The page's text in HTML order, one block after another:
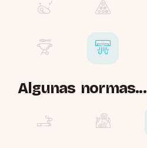
Algunas normas...